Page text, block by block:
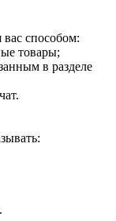
способом:
товары;
в разделе